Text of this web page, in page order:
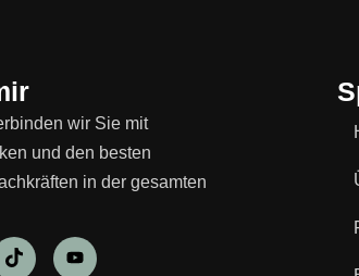
wir Sie mit
und den besten
in der gesamten